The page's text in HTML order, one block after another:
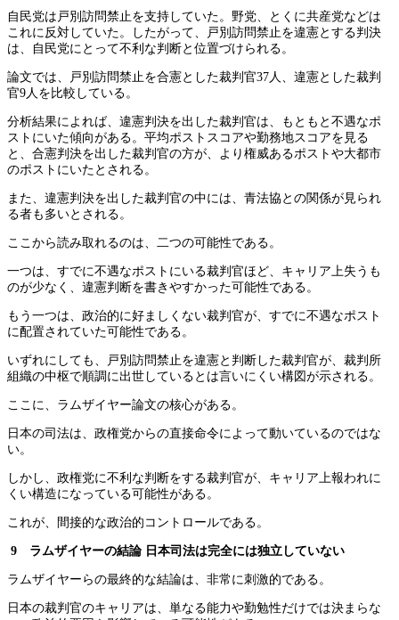
自民党は戸別訪問禁止を支持していた。野党、とくに共産党などは
これに反対していた。したがって、戸別訪問禁止を違憲とする判決
は、自民党にとって不利な判断と位置づけられる。
論文では、戸別訪問禁止を合憲とした裁判官37人、違憲とした裁判
官9人を比較している。
分析結果によれば、違憲判決を出した裁判官は、もともと不遇なポ
ストにいた傾向がある。平均ポストスコアや勤務地スコアを見る
と、合憲判決を出した裁判官の方が、より権威あるポストや大都市
のポストにいたとされる。
また、違憲判決を出した裁判官の中には、青法協との関係が見られ
る者も多いとされる。
ここから読み取れるのは、二つの可能性である。
一つは、すでに不遇なポストにいる裁判官ほど、キャリア上失うも
のが少なく、違憲判断を書きやすかった可能性である。
もう一つは、政治的に好ましくない裁判官が、すでに不遇なポスト
に配置されていた可能性である。
いずれにしても、戸別訪問禁止を違憲と判断した裁判官が、裁判所
組織の中枢で順調に出世しているとは言いにくい構図が示される。
ここに、ラムザイヤー論文の核心がある。
日本の司法は、政権党からの直接命令によって動いているのではな
い。
しかし、政権党に不利な判断をする裁判官が、キャリア上報われに
くい構造になっている可能性がある。
これが、間接的な政治的コントロールである。
9 ラムザイヤーの結論 日本司法は完全には独立していない
ラムザイヤーらの最終的な結論は、非常に刺激的である。
日本の裁判官のキャリアは、単なる能力や勤勉性だけでは決まらな